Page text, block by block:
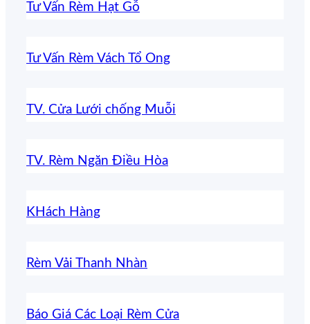
Tư Vấn Rèm Hạt Gỗ
Tư Vấn Rèm Vách Tổ Ong
TV. Cửa Lưới chống Muỗi
TV. Rèm Ngăn Điều Hòa
KHách Hàng
Rèm Vải Thanh Nhàn
Báo Giá Các Loại Rèm Cửa